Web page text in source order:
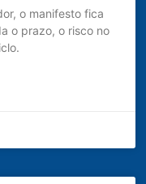
o manifesto fica
o prazo, o risco no